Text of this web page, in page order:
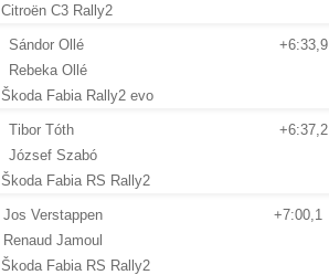
Citroën C3 Rally2
Sándor Ollé
+6:33,9
Rebeka Ollé
Škoda Fabia Rally2 evo
Tibor Tóth
+6:37,2
József Szabó
Škoda Fabia RS Rally2
Jos Verstappen
+7:00,1
Renaud Jamoul
Škoda Fabia RS Rally2